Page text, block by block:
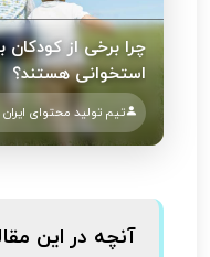
چرا برخی از
استخوانی هستند؟
تیم تولید محتوای
آنچه در این